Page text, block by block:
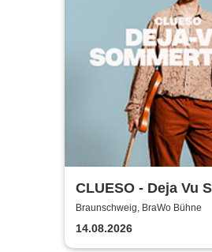
CLUESO - Deja Vu
Open Air
Braunschweig, BraWo Bühne
14.08.2026